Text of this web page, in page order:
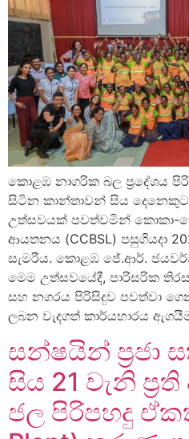
කොළඹ නාගරික බල ප්‍රදේශය
සිටින කාන්තාවන් සිය දෙනෙකුට
උත්සවයක් පවත්වමින් කොකා-
ආයතනය (CCBSL) පසුගියදා
සැමරීය. කොළඹ ජේ.ආර්.
මෙම උත්සවයේදී, පාරිසරික
සහ නගරය පිරිසිදුව පවත්වා
ලබන වැදගත් කාර්යභාරය
සන්ෂයින් ප්‍රජා
සිය 21 වැනි
ජල පිරිපහදු